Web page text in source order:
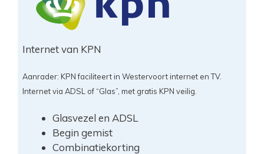
Internet van KPN
Aanrader: KPN faciliteert in Westervoort internet en TV.
Internet via ADSL of “Glas”, met gratis KPN veilig.
Glasvezel en ADSL
Begin gemist
Combinatiekorting